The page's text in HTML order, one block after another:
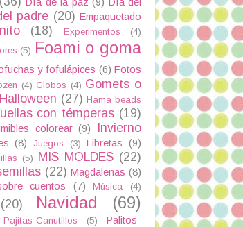
padre (20) Empaquetado
(18) Experimentos
(4)
(5) Foami o goma
y fofulápices (6) Fotos
(4) Globos (4) Gomets o
Halloween (27) Hama beads
con témperas (19)
colorear (9)
Invierno
(8) Juegos (3) Libretas (9)
(5) MIS MOLDES (22)
(22) Magdalenas (8)
cuentos
(7) Música (4)
(20) Navidad (69)
Pajitas-Canutillos (5)
Palitos-